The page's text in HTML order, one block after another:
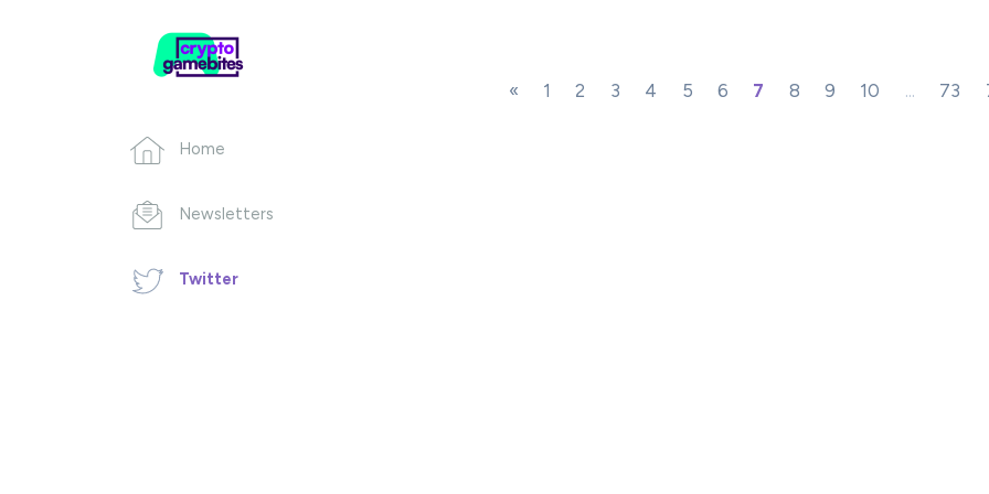
Home
Newsletters
Twitter
« 1 2 3 4 5 6 7 8 9 10 ... 73